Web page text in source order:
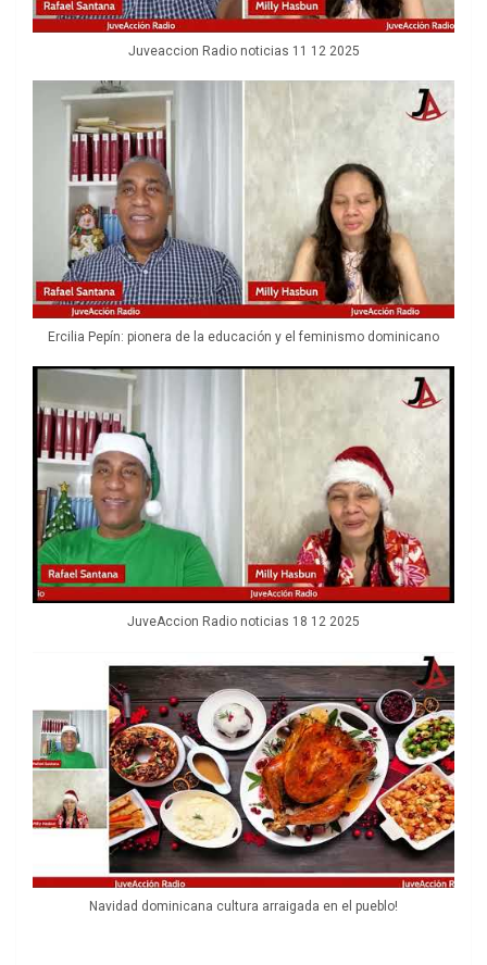
Juveaccion Radio noticias 11 12 2025
Ercilia Pepín: pionera de la educación y el feminismo dominicano
JuveAccion Radio noticias 18 12 2025
Navidad dominicana cultura arraigada en el pueblo!